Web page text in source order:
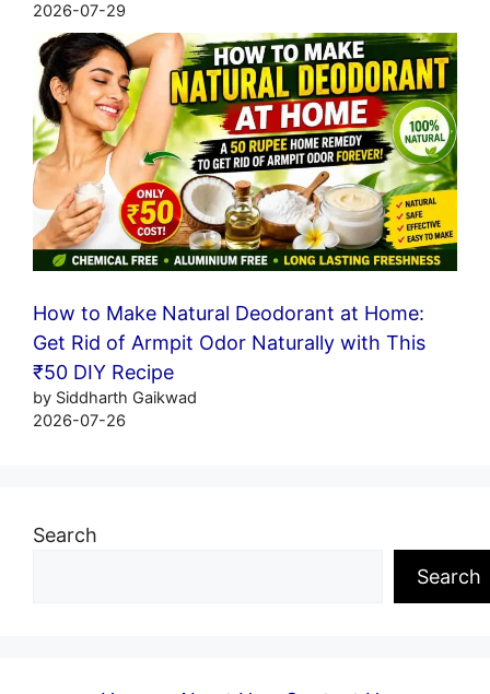
2026-07-29
How to Make Natural Deodorant at Home:
Get Rid of Armpit Odor Naturally with This
₹50 DIY Recipe
by Siddharth Gaikwad
2026-07-26
Search
Search